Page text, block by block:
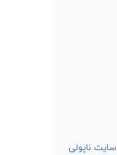
ناپولی